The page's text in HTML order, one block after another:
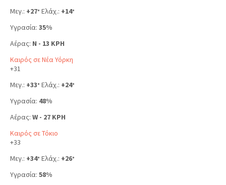
Μεγ.: +27° Ελάχ.: +14°
Υγρασία: 35%
Αέρας: N - 13 KPH
Καιρός σε Νέα Υόρκη
+31
Μεγ.: +33° Ελάχ.: +24°
Υγρασία: 48%
Αέρας: W - 27 KPH
Καιρός σε Τόκιο
+33
Μεγ.: +34° Ελάχ.: +26°
Υγρασία: 58%